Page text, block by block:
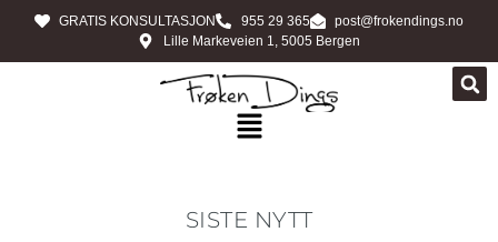
GRATIS KONSULTASJON 955 29 365
post@frokendings.no
Lille Markeveien 1, 5005 Bergen
SISTE NYTT